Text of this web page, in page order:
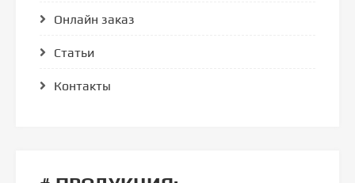
Онлайн заказ
Статьи
Контакты